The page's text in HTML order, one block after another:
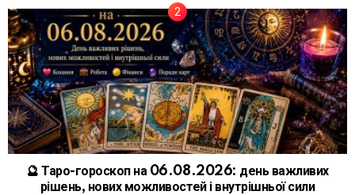
🔮 Таро-гороскоп на 06.08.2026: день важливих
рішень, нових можливостей і внутрішньої сили